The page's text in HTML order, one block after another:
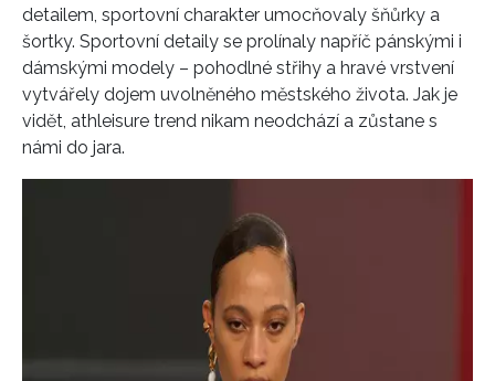
detailem, sportovní charakter umocňovaly šňůrky a
šortky. Sportovní detaily se prolínaly napříč pánskými i
dámskými modely – pohodlné střihy a hravé vrstvení
vytvářely dojem uvolněného městského života. Jak je
vidět, athleisure trend nikam neodchází a zůstane s
námi do jara.